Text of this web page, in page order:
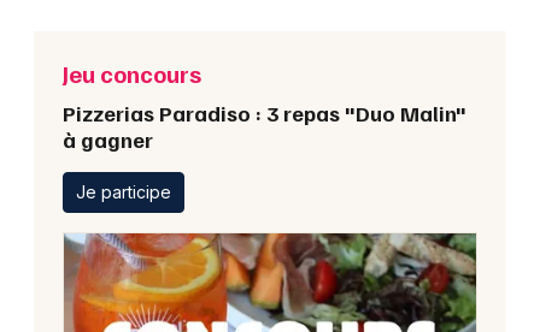
Jeu concours
Pizzerias Paradiso : 3 repas "Duo Malin"
à gagner
Je participe